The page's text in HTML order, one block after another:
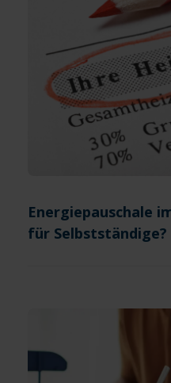
Energiepauschale
für Selbstständige?